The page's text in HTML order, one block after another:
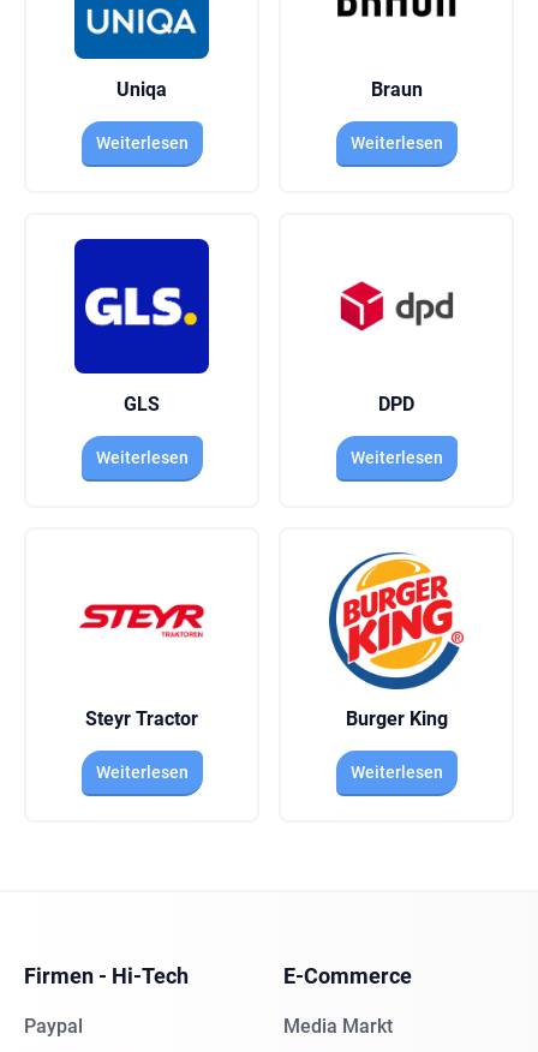
Uniqa
Weiterlesen
Braun
Weiterlesen
GLS
Weiterlesen
DPD
Weiterlesen
Steyr Tractor
Weiterlesen
Burger King
Weiterlesen
Firmen - Hi-Tech
Paypal
E-Commerce
Media Markt